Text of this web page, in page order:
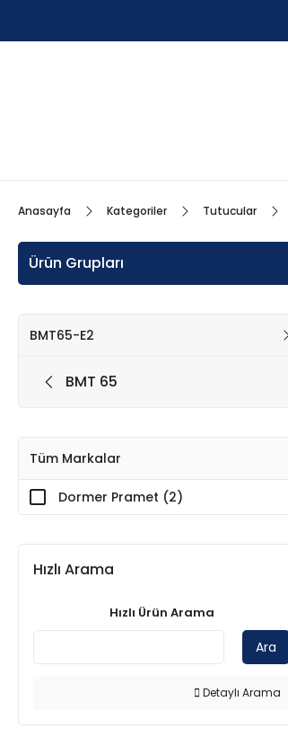
Anasayfa Kategoriler Tutucular
Ürün Grupları
BMT65-E2
BMT 65
Tüm Markalar
Dormer Pramet (2)
Hızlı Arama
Hızlı Ürün Arama
Ara
Detaylı Arama